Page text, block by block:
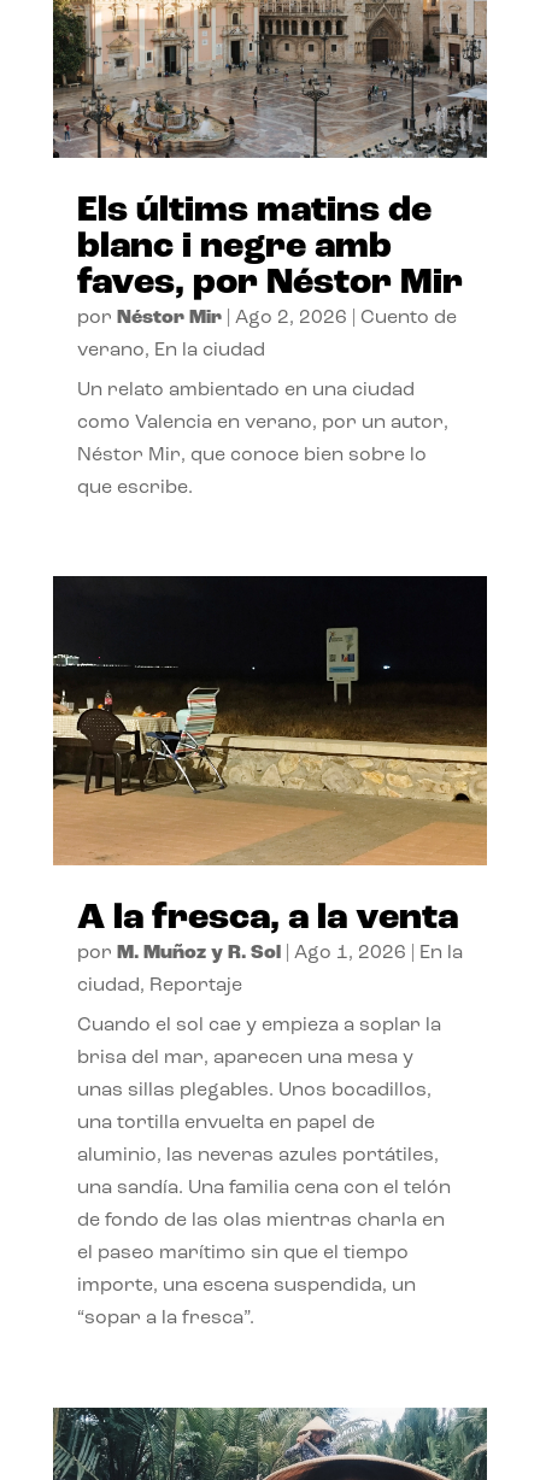
Els últims matins de
blanc i negre amb
faves, por Néstor Mir
por Néstor Mir| Ago 2, 2026
Cuento de
verano, En la ciudad
Un relato ambientado en una ciudad
como Valencia en verano, por un autor,
Néstor Mir, que conoce bien sobre lo
que escribe.
A la fresca, a la venta
por M. Muñoz y R. Sol| Ago 1, 2026
En la
ciudad, Reportaje
Cuando el sol cae y empieza a soplar la
brisa del mar, aparecen una mesa y
unas sillas plegables. Unos bocadillos,
una tortilla envuelta en papel de
aluminio, las neveras azules portátiles,
una sandía. Una familia cena con el telón
de fondo de las olas mientras charla en
el paseo marítimo sin que el tiempo
importe, una escena suspendida, un
“sopar a la fresca”.